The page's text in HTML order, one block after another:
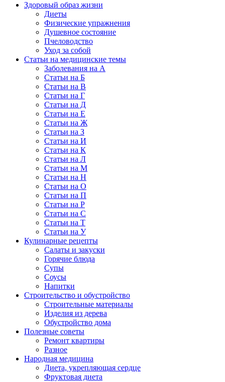
Здоровый образ жизни
Диеты
Физические упражнения
Душевное состояние
Пчеловодство
Уход за собой
Статьи на медицинские темы
Заболевания на А
Статьи на Б
Статьи на В
Статьи на Г
Статьи на Д
Статьи на Е
Статьи на Ж
Статьи на З
Статьи на И
Статьи на К
Статьи на Л
Статьи на М
Статьи на Н
Статьи на О
Статьи на П
Статьи на Р
Статьи на С
Статьи на Т
Статьи на У
Кулинарные рецепты
Салаты и закуски
Горячие блюда
Супы
Соусы
Напитки
Строительство и обустройство
Строительные материалы
Изделия из дерева
Обустройство дома
Полезные советы
Ремонт квартиры
Разное
Народная медицина
Диета, укрепляющая сердце
Фруктовая диета